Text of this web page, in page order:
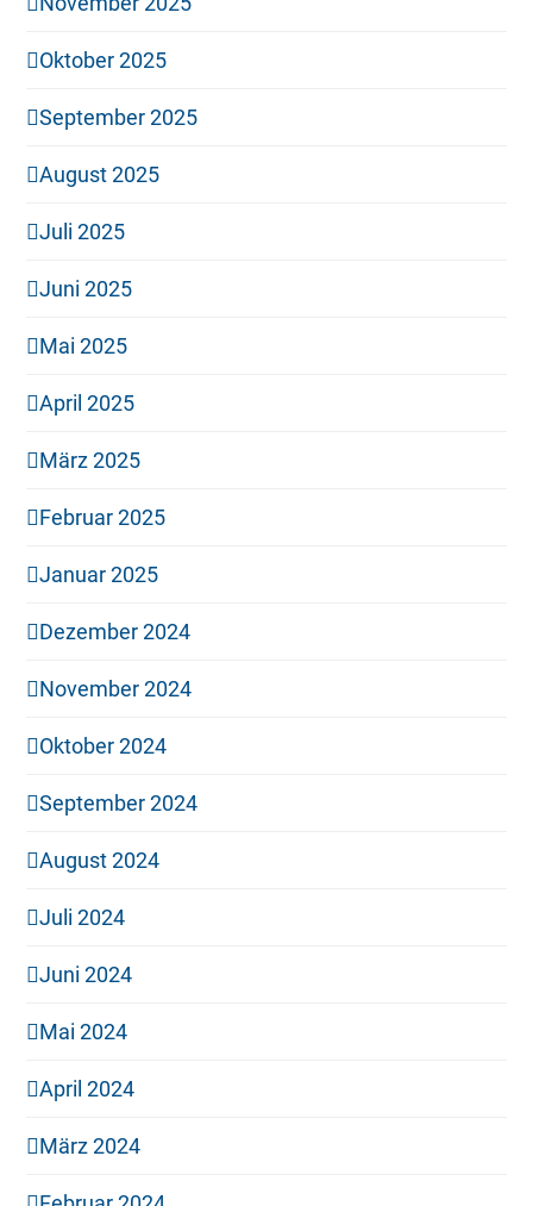
Oktober 2025
September 2025
August 2025
Juli 2025
Juni 2025
Mai 2025
April 2025
März 2025
Februar 2025
Januar 2025
Dezember 2024
November 2024
Oktober 2024
September 2024
August 2024
Juli 2024
Juni 2024
Mai 2024
April 2024
März 2024